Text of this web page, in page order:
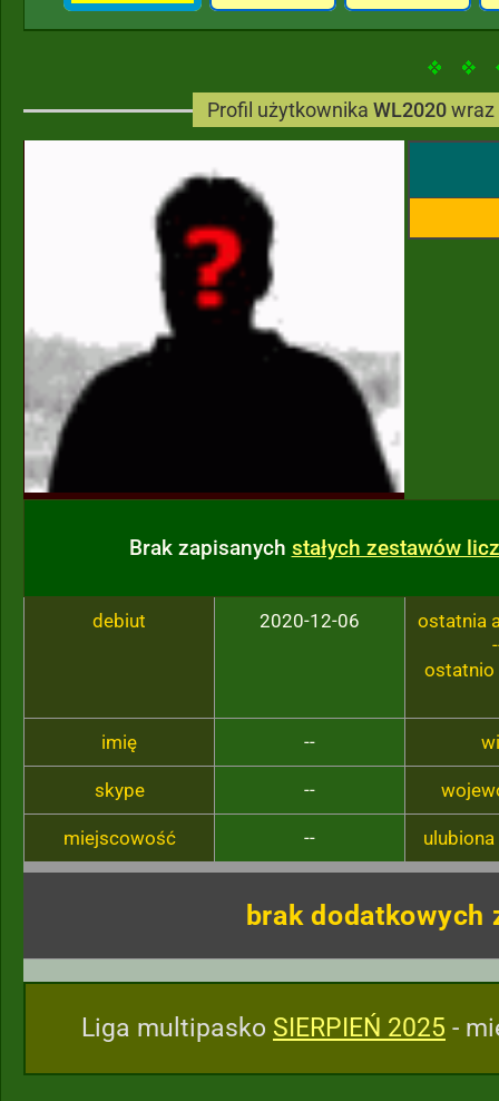
Profil użytkownika WL2020
Brak zapisanych stałych zestawów
debiut 2020-12-06
ostatnia
ostatnio
imię --
skype --
miejscowość --
brak dodatkowych
Liga multipasko SIERPIEŃ 2025 -